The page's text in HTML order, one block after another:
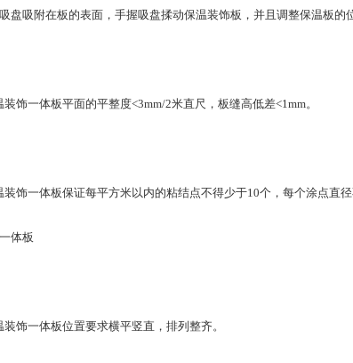
盘吸附在板的表面，手握吸盘揉动保温装饰板，并且调整保温板的
饰一体板平面的平整度<3mm/2米直尺，板缝高低差<1mm。
装饰一体板保证每平方米以内的粘结点不得少于10个，每个涂点直
体板
装饰一体板位置要求横平竖直，排列整齐。